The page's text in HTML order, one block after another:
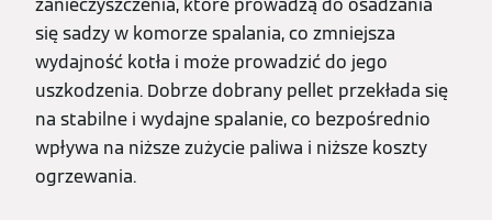
się sadzy w komorze spalania, co zmniejsza
wydajność kotła i może prowadzić do jego
uszkodzenia. Dobrze dobrany pellet przekłada się
na stabilne i wydajne spalanie, co bezpośrednio
wpływa na niższe zużycie paliwa i niższe koszty
ogrzewania.